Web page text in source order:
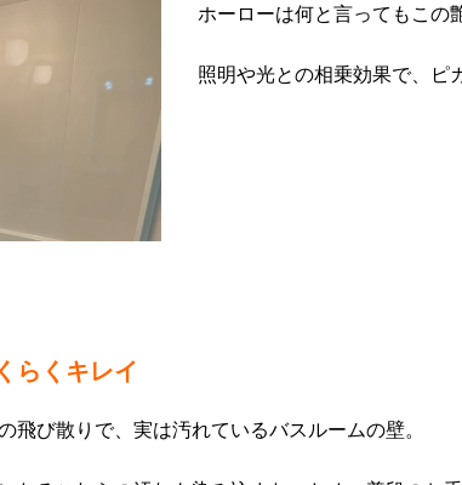
ホーローは何と言ってもこの
照明や光との相乗効果で、ピ
らくキレイ
飛び散りで、実は汚れているバスルームの壁。